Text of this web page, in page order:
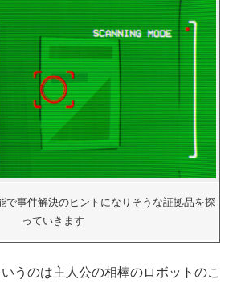
で事件解決のヒントになりそうな証拠品を探
っていきます
うのは主人公の相棒のロボットのこ